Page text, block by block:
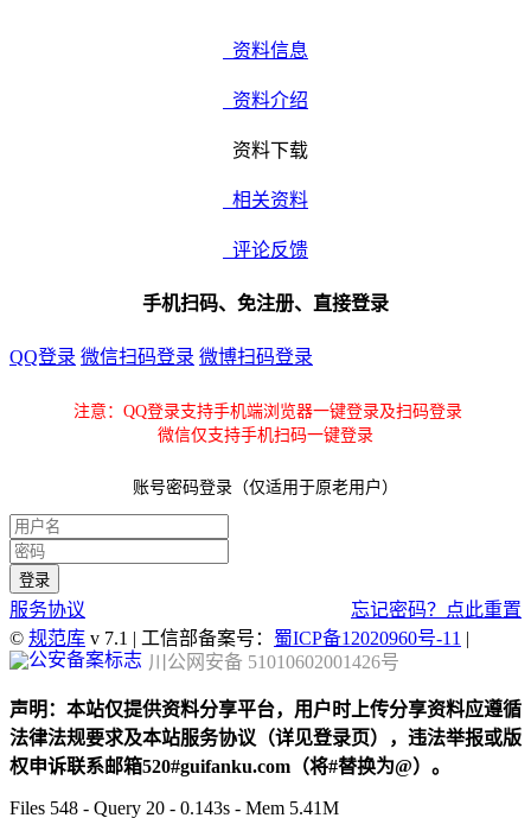
资料信息
资料介绍
资料下载
相关资料
评论反馈
手机扫码、免注册、直接登录
QQ登录 微信扫码登录 微博扫码登录
注意：QQ登录支持手机端浏览器一键登录及扫码登录
微信仅支持手机扫码一键登录
账号密码登录（仅适用于原老用户）
服务协议
忘记密码？点此重置
© 规范库 v 7.1 | 工信部备案号： 蜀ICP备12020960号-11 |
川公网安备 51010602001426号
声明：本站仅提供资料分享平台，用户时上传分享资料应遵循
法律法规要求及本站服务协议（详见登录页），违法举报或版
权申诉联系邮箱520#guifanku.com（将#替换为@）。
Files 548 - Query 20 - 0.143s - Mem 5.41M